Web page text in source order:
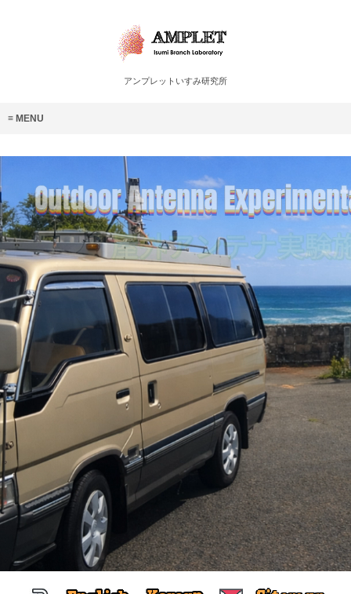
アンプレットいすみ研究所
MENU